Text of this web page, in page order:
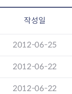
고향사랑기부제
답례물품
도시정비소식
공동주택현황
정비사업구역현황
재건축
작성일
2012-06-25
2012-06-22
2012-06-22